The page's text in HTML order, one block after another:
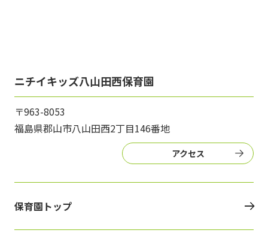
ニチイキッズ八山田西保育園
〒963-8053
福島県郡山市八山田西2丁目146番地
アクセス
保育園トップ